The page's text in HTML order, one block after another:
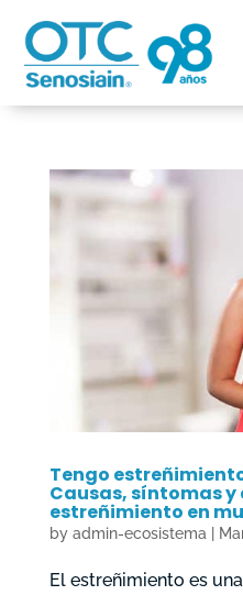
Tengo
Causas, síntomas y
estreñimiento en
by admin-ecosistema
El estreñimiento es